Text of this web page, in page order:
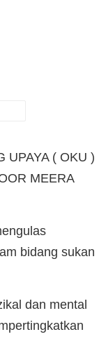
UPAYA ( OKU )
MEERA
bidang sukan
dan mental